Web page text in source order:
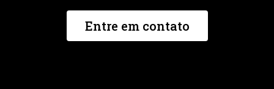
Entre em contato